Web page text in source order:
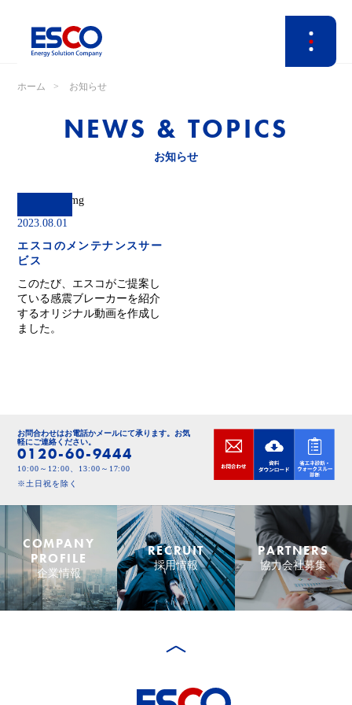
ホーム お知らせ
NEWS & TOPICS
お知らせ
2023.08.01
エスコのメンテナンスサー
ビス
このたび、エスコがご提案し
ている感震ブレーカーを紹介
するオリジナル動画を作成し
ました。
お問合わせはお電話かメールにて承ります。 お気
軽にご連絡ください。
0120-60-9444
10:00～12:00、13:00～17:00
※土日祝を除く
COMPANY
PROFILE
企業情報
RECRUIT
採用情報
PARTNERS
協力会社募集